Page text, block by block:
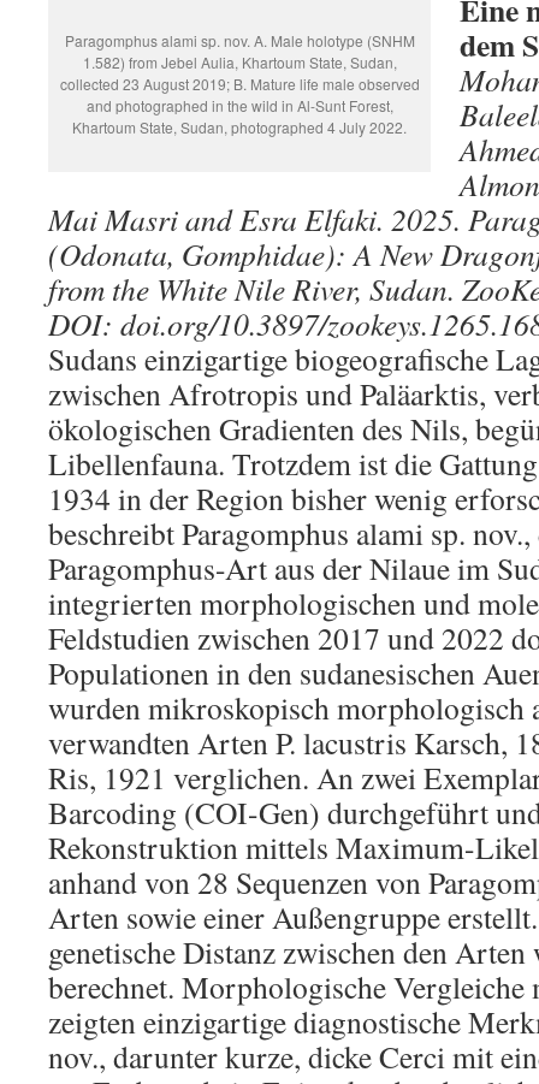
Paragomphus alami sp. nov. A. Male holotype (SNHM
1.582) from Jebel Aulia, Khartoum State, Sudan,
collected 23 August 2019; B. Mature life male observed
and photographed in the wild in Al-Sunt Forest,
Khartoum State, Sudan, photographed 4 July 2022.
Eine
dem
Mai Masri and Esra Elfaki. 2025.
(Odonata, Gomphidae): A New
from the White Nile River, Sudan.
DOI: doi.org/10.3897/
Sudans einzigartige biogeografische
zwischen Afrotropis und Paläarktis,
ökologischen Gradienten des Nils,
Libellenfauna. Trotzdem ist die
1934 in der Region bisher wenig
beschreibt Paragomphus alami sp. nov.,
Paragomphus-Art aus der Nilaue im
integrierten morphologischen und
Feldstudien zwischen 2017 und 2022
Populationen in den sudanesischen
wurden mikroskopisch morphologisch
verwandten Arten P. lacustris Karsch,
Ris, 1921 verglichen. An zwei
Barcoding (COI-Gen) durchgeführt
Rekonstruktion mittels Maximum-
anhand von 28 Sequenzen von
Arten sowie einer Außengruppe
genetische Distanz zwischen den
berechnet. Morphologische
zeigten einzigartige diagnostische
nov., darunter kurze, dicke Cerci mit